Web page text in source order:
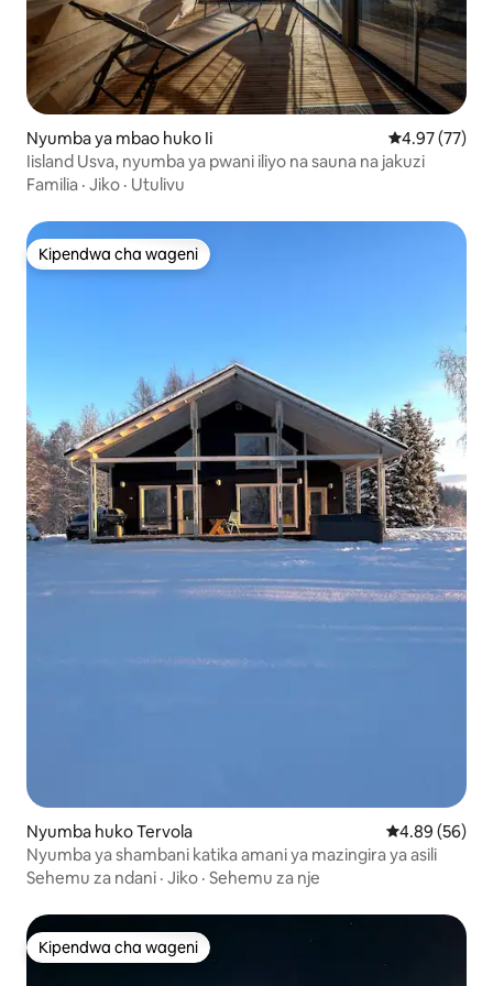
Nyumba ya mbao huko Ii Ukadiriaji wa
4.97 (77)
Iisland Usva, nyumba ya pwani iliyo na sauna na jakuzi
Familia · Jiko · Utulivu
Kipendwa cha wageni
Kipendwa cha wageni
Nyumba huko Tervola Ukadiriaji wa
4.89 (56)
Nyumba ya shambani katika amani ya mazingira ya asili
Sehemu za ndani · Jiko · Sehemu za nje
Kipendwa cha wageni
Kipendwa cha wageni